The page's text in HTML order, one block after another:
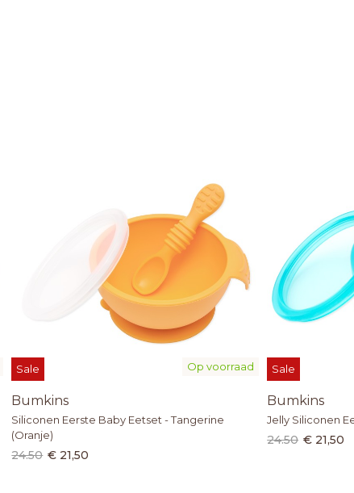
Op voorraad
Sale
Bumkins
Siliconen Eerste Baby Eetset - Tangerine
(Oranje)
24.50 € 21,50
Sale
Bumkins
Jelly Siliconen
24.50 € 21,50